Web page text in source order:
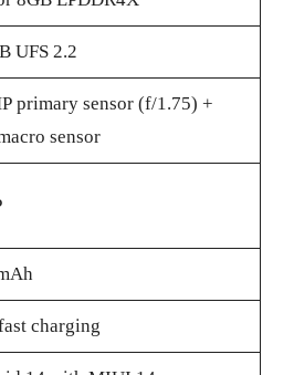
UFS 2.2
primary sensor (f/1.75) +
sensor
charging